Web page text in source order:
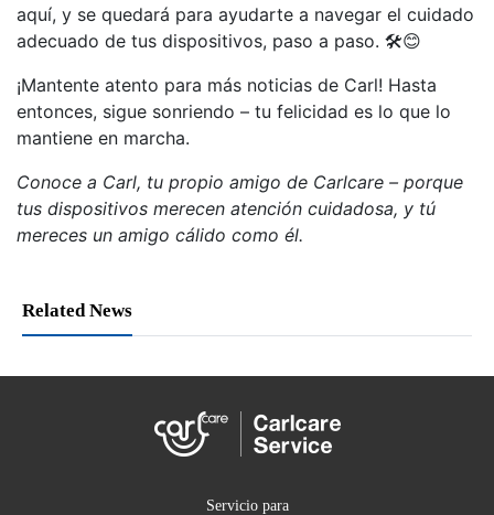
aquí, y se quedará para ayudarte a navegar el cuidado
adecuado de tus dispositivos, paso a paso. 🛠️😊
¡Mantente atento para más noticias de Carl! Hasta
entonces, sigue sonriendo – tu felicidad es lo que lo
mantiene en marcha.
Conoce a Carl, tu propio amigo de Carlcare – porque
tus dispositivos merecen atención cuidadosa, y tú
mereces un amigo cálido como él.
Related News
Servicio para